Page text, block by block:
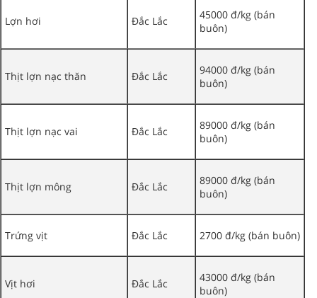
Lợn hơi Đắc Lắc
45000 đ/kg (bán
buôn)
Thịt lợn nạc thăn Đắc Lắc
94000 đ/kg (bán
buôn)
Thịt lợn nạc vai Đắc Lắc
89000 đ/kg (bán
buôn)
Thịt lợn mông Đắc Lắc
89000 đ/kg (bán
buôn)
Trứng vịt Đắc Lắc 2700 đ/kg (bán buôn)
Vịt hơi Đắc Lắc
43000 đ/kg (bán
buôn)